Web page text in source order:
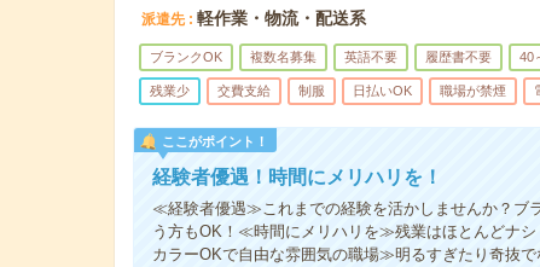
派遣先 軽作業・物流・配送系
ブランクOK 複数名募集 英語不要 履歴書不要 40
残業少 交費支給 制服 日払いOK 職場が禁煙
ここがポイント！
経験者優遇！時間にメリハリを！
≪経験者優遇≫これまでの経験を活かしませんか？ブ
う方もOK！≪時間にメリハリを≫残業はほとんどナ
カラーOKで自由な雰囲気の職場≫明るすぎたり奇抜